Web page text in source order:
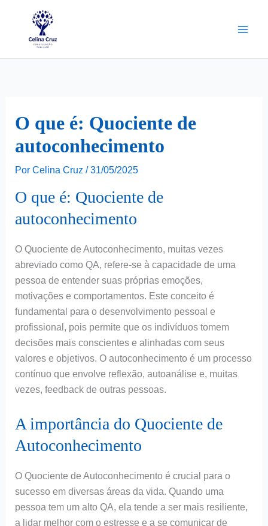
O que é: Quociente de
autoconhecimento
Por Celina Cruz / 31/05/2025
O que é: Quociente de
autoconhecimento
O Quociente de Autoconhecimento, muitas vezes
abreviado como QA, refere-se à capacidade de uma
pessoa de entender suas próprias emoções,
motivações e comportamentos. Este conceito é
fundamental para o desenvolvimento pessoal e
profissional, pois permite que os indivíduos tomem
decisões mais conscientes e alinhadas com seus
valores e objetivos. O autoconhecimento é um processo
contínuo que envolve reflexão, autoanálise e, muitas
vezes, feedback de outras pessoas.
A importância do Quociente de
Autoconhecimento
O Quociente de Autoconhecimento é crucial para o
sucesso em diversas áreas da vida. Quando uma
pessoa tem um alto QA, ela tende a ser mais resiliente,
a lidar melhor com o estresse e a se comunicar de